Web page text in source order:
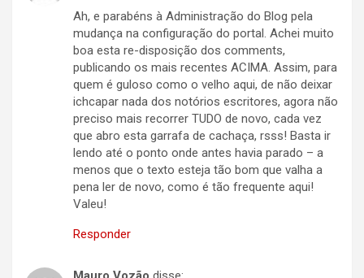
Ah, e parabéns à Administração do Blog pela
mudança na configuração do portal. Achei muito
boa esta re-disposição dos comments,
publicando os mais recentes ACIMA. Assim, para
quem é guloso como o velho aqui, de não deixar
ichcapar nada dos notórios escritores, agora não
preciso mais recorrer TUDO de novo, cada vez
que abro esta garrafa de cachaça, rsss! Basta ir
lendo até o ponto onde antes havia parado – a
menos que o texto esteja tão bom que valha a
pena ler de novo, como é tão frequente aqui!
Valeu!
Responder